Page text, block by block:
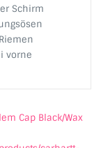
Schirm
vorne
Cap Black/Wax